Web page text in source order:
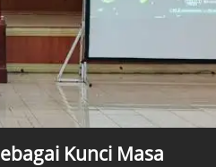
Kunci Masa